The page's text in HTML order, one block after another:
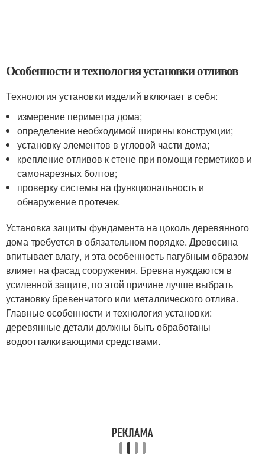
Особенности и технология установки отливов
Технология установки изделий включает в себя:
измерение периметра дома;
определение необходимой ширины конструкции;
установку элементов в угловой части дома;
крепление отливов к стене при помощи герметиков и
самонарезных болтов;
проверку системы на функциональность и
обнаружение протечек.
Установка защиты фундамента на цоколь деревянного
дома требуется в обязательном порядке. Древесина
впитывает влагу, и эта особенность пагубным образом
влияет на фасад сооружения. Бревна нуждаются в
усиленной защите, по этой причине лучше выбрать
установку бревенчатого или металлического отлива.
Главные особенности и технология установки:
деревянные детали должны быть обработаны
водоотталкивающими средствами.